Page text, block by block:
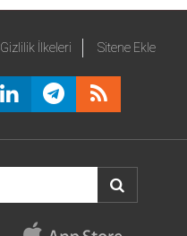
Gizlilik İlkeleri Sitene Ekle